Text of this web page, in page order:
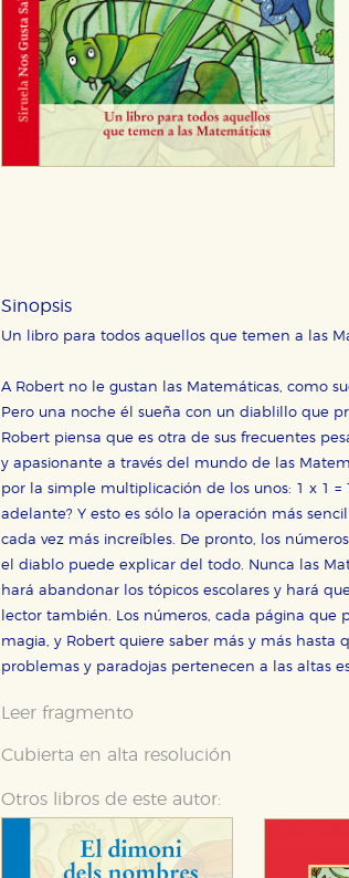
Sinopsis
Un libro para todos aquellos que temen a las
A Robert no le gustan las Matemáticas, como
Pero una noche él sueña con un diablillo que
Robert piensa que es otra de sus frecuentes
y apasionante a través del mundo de las
por la simple multiplicación de los unos: 1 x 1 =
adelante? Y esto es sólo la operación más
cada vez más increíbles. De pronto, los
el diablo puede explicar del todo. Nunca las
hará abandonar los tópicos escolares y hará
lector también. Los números, cada página que
magia, y Robert quiere saber más y más
problemas y paradojas pertenecen a las altas
Leer fragmento
Cubierta en alta resolución
Otros libros de este autor:
CONFIGURACIÓN DE
Cookies necesarias
Estas cookies son necesarias para
hacerlo desde el navegador, pero
Cookies de rendimiento y analíticas
configuraciones de servicios para
tanto, es anónima.
Cookies de publicidad y redes